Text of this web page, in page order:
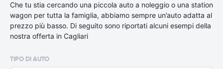
Che tu stia cercando una piccola auto a noleggio o una station
wagon per tutta la famiglia, abbiamo sempre un’auto adatta al
prezzo più basso. Di seguito sono riportati alcuni esempi della
nostra offerta in Cagliari
TIPO DI AUTO